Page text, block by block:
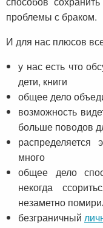
проблемы с браком.
И для нас плюсов
у нас есть что
дети, книги
общее дело
возможность
больше поводов
распределяется
много
общее дело
некогда
незаметно
безграничный